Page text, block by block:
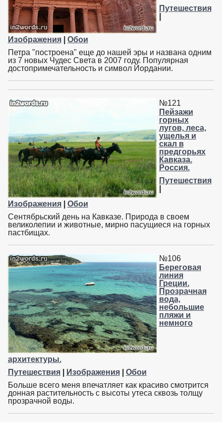
Путешествия
Изображения| Обои
Петра "построена" еще до нашей эры и названа одним
из 7 новых Чудес Света в 2007 году. Популярная
достопримечательность и символ Иордании.
№121
Пейзажи
горных
лугов, леса,
ущелья и
скал в
предгорьях
Кавказа.
Россия.
Путешествия
Изображения| Обои
Сентябрьский день на Кавказе. Природа в своем
великолепии и животные, мирно пасущиеся на горных
пастбищах.
№106
Береговая
линия
Греции.
Прозрачная
вода,
небольшие
пляжи и
немного
архитектуры.
Путешествия| Изображения| Обои
Больше всего меня впечатляет как красиво смотрится
донная растительность с высоты утеса сквозь толщу
прозрачной воды.